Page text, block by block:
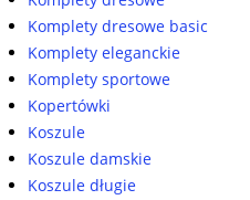
Komplety dresowe basic
Komplety eleganckie
Komplety sportowe
Kopertówki
Koszule
Koszule damskie
Koszule długie